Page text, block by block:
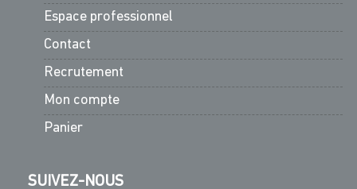
Espace professionnel
Contact
Recrutement
Mon compte
Panier
SUIVEZ-NOUS